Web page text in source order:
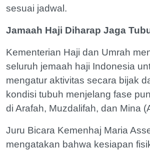
sesuai jadwal.
Jamaah Haji Diharap Jaga
Kementerian Haji dan Umrah
seluruh jemaah haji Indonesia
mengatur aktivitas secara bijak
kondisi tubuh menjelang fase
di Arafah, Muzdalifah, dan Mina
Juru Bicara Kemenhaj Maria
mengatakan bahwa kesiapan